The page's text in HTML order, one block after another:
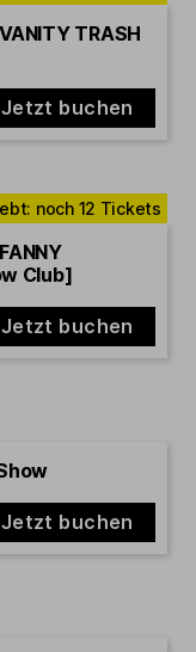
TRASH
Jetzt buchen
Club]
Jetzt buchen
Jetzt buchen